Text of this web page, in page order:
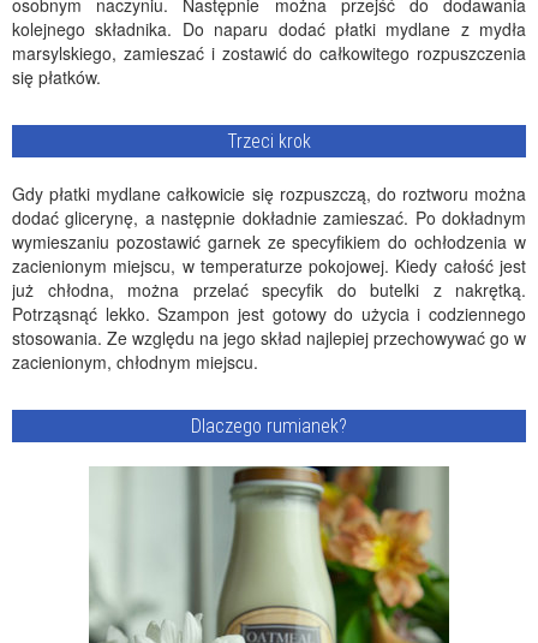
osobnym naczyniu. Następnie można przejść do dodawania
kolejnego składnika. Do naparu dodać płatki mydlane z mydła
marsylskiego, zamieszać i zostawić do całkowitego rozpuszczenia
się płatków.
Trzeci krok
Gdy płatki mydlane całkowicie się rozpuszczą, do roztworu można
dodać glicerynę, a następnie dokładnie zamieszać. Po dokładnym
wymieszaniu pozostawić garnek ze specyfikiem do ochłodzenia w
zacienionym miejscu, w temperaturze pokojowej. Kiedy całość jest
już chłodna, można przelać specyfik do butelki z nakrętką.
Potrząsnąć lekko. Szampon jest gotowy do użycia i codziennego
stosowania. Ze względu na jego skład najlepiej przechowywać go w
zacienionym, chłodnym miejscu.
Dlaczego rumianek?